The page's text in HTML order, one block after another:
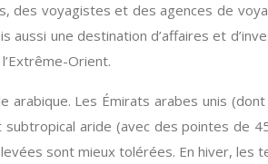
des voyagistes et des agences de
une destination d’affaires et
Orient.
Les Émirats arabes unis
aride (avec des pointes
sont mieux tolérées. En hiver, les